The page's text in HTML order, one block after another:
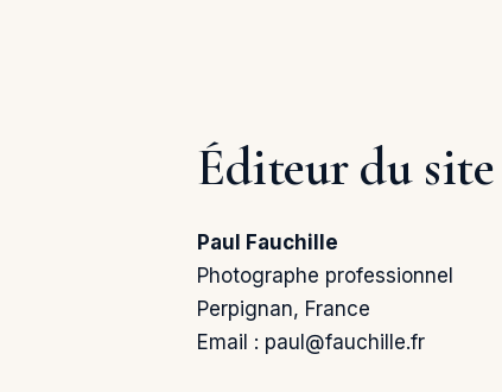
Éditeur du site
Paul Fauchille
Photographe professionnel
Perpignan, France
Email : paul@fauchille.fr